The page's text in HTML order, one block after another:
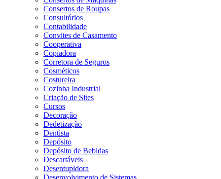
Consertos de Roupas
Consultórios
Contabilidade
Convites de Casamento
Cooperativa
Copiadora
Corretora de Seguros
Cosméticos
Costureira
Cozinha Industrial
Criação de Sites
Cursos
Decoração
Dedetização
Dentista
Depósito
Depósito de Bebidas
Descartáveis
Desentupidora
Desenvolvimento de Sistemas